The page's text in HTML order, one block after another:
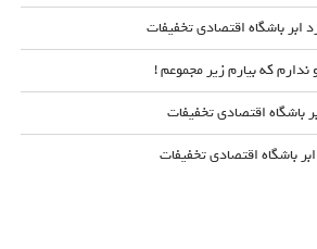
ابر باشگاه اقتصادی تخفیفات
که بیارم زیر مجموعم !
باشگاه اقتصادی تخفیفات
باشگاه اقتصادی تخفیفات